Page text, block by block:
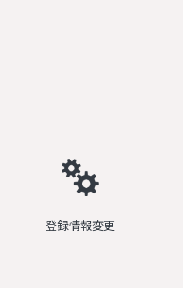
登録情報変更